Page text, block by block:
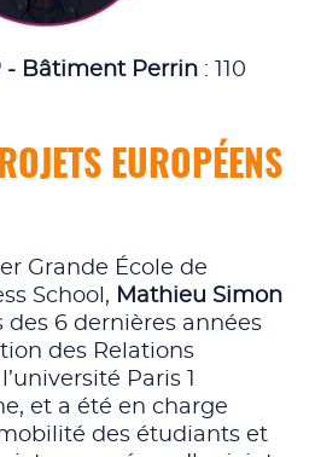
- Bâtiment Perrin: 110
EUROPÉENS
Grande École de
School, Mathieu Simon
des 6 dernières années
des Relations
Paris 1
et a été en charge
des étudiants et